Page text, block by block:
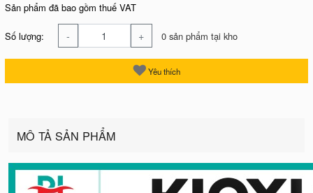
Sản phẩm đã bao gồm thuế VAT
Số lượng: - + 0 sản phẩm tại kho
Yêu thích
MÔ TẢ SẢN PHẨM